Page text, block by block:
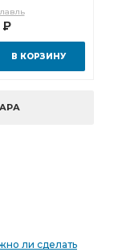
Р
В КОРЗИНУ
ли сделать